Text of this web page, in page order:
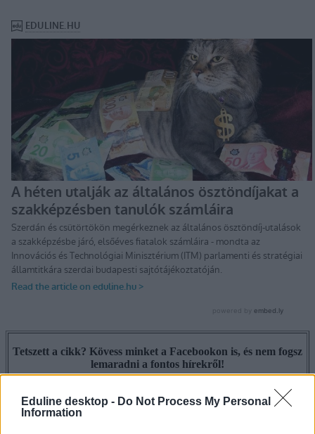
Eduline desktop - Do Not Process My Personal
Information
Tetszett a cikk? Kövess minket a Facebookon is, és nem fogsz
lemaradni a fontos hírekről!